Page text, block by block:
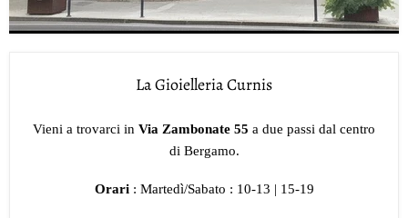
La Gioielleria Curnis
Vieni a trovarci in Via Zambonate 55 a due passi dal centro
di Bergamo.
Orari : Martedì/Sabato : 10-13 | 15-19